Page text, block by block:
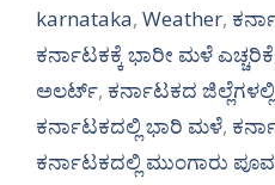
karnataka, Weather,
ಕರ್ನಾಟಕಕ್ಕೆ ಭಾರೀ ಮಳೆ ಎಚ್ಚರಿಕೆ
ಅಲರ್ಟ್‌, ಕರ್ನಾಟಕದ
ಕರ್ನಾಟಕದಲ್ಲಿ ಭಾರಿ ಮಳೆ,
ಕರ್ನಾಟಕದಲ್ಲಿ ಮುಂಗಾರು